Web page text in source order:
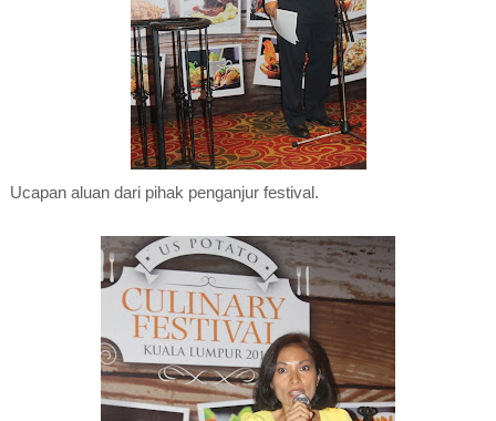
Ucapan aluan dari pihak penganjur festival.